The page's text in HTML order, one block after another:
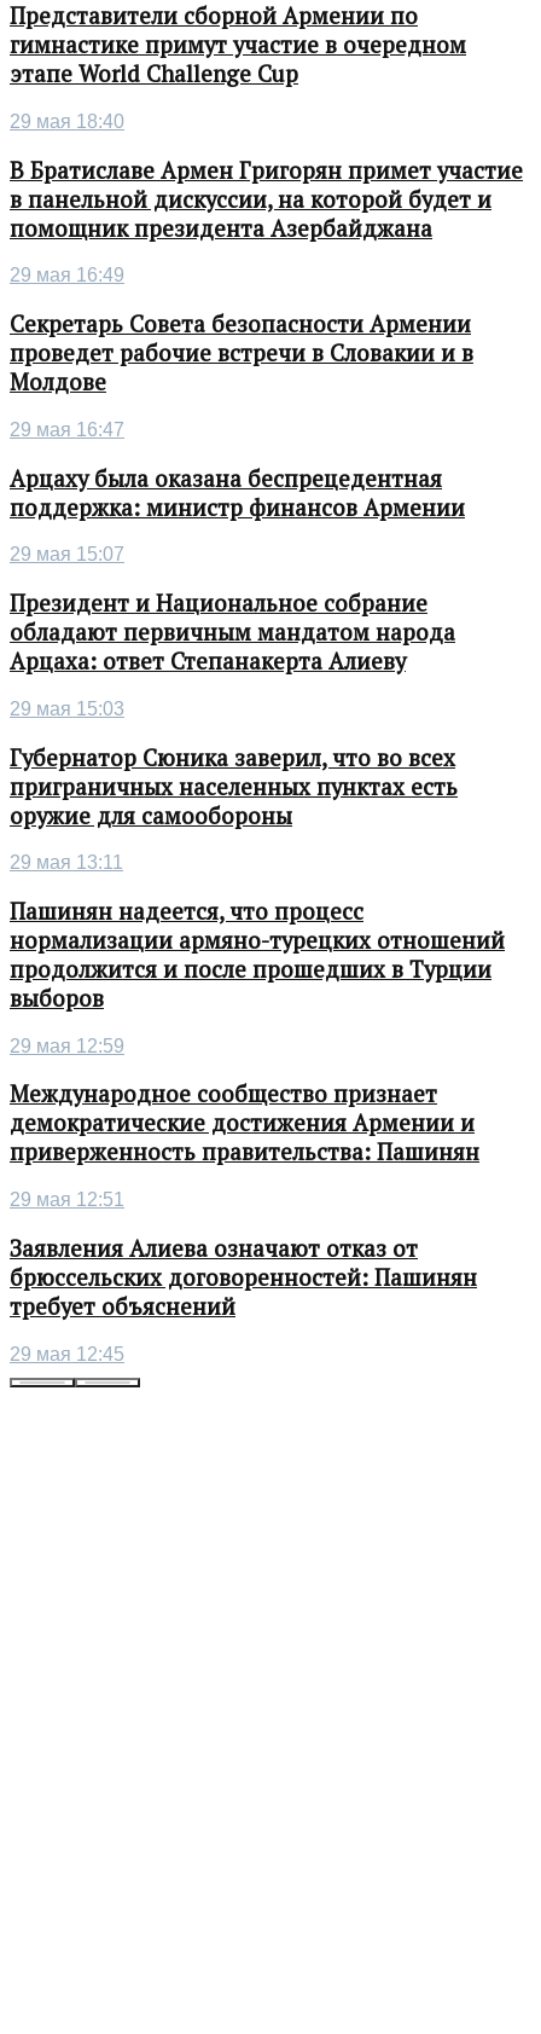
Представители сборной Армении по
гимнастике примут участие в очередном
этапе World Challenge Cup
29 мая 18:40
В Братиславе Армен Григорян примет участие
в панельной дискуссии, на которой будет и
помощник президента Азербайджана
29 мая 16:49
Секретарь Совета безопасности Армении
проведет рабочие встречи в Словакии и в
Молдове
29 мая 16:47
Арцаху была оказана беспрецедентная
поддержка: министр финансов Армении
29 мая 15:07
Президент и Национальное собрание
обладают первичным мандатом народа
Арцаха: ответ Степанакерта Алиеву
29 мая 15:03
Губернатор Сюника заверил, что во всех
приграничных населенных пунктах есть
оружие для самообороны
29 мая 13:11
Пашинян надеется, что процесс
нормализации армяно-турецких отношений
продолжится и после прошедших в Турции
выборов
29 мая 12:59
Международное сообщество признает
демократические достижения Армении и
приверженность правительства: Пашинян
29 мая 12:51
Заявления Алиева означают отказ от
брюссельских договоренностей: Пашинян
требует объяснений
29 мая 12:45